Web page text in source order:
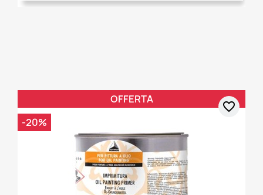
OFFERTA
-20%
favorite_border